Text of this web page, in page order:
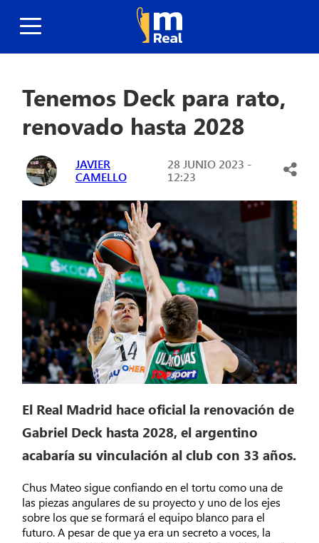
Tenemos Deck para rato,
renovado hasta 2028
JAVIER
CAMELLO
28 JUNIO 2023 -
12:23
El Real Madrid hace oficial la renovación de
Gabriel Deck hasta 2028, el argentino
acabaría su vinculación al club con 33 años.
Chus Mateo sigue confiando en el tortu como una de
las piezas angulares de su proyecto y uno de los ejes
sobre los que se formará el equipo blanco para el
futuro. A pesar de que ya era un secreto a voces, la